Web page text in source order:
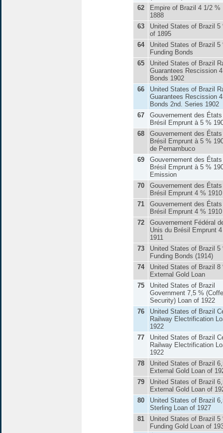
62
Empire of Brazil 4 1/2 %
1888
63
United States of Brazil 5
of 1895
64
United States of Brazil 5
Funding Bonds
65
United States of Brazil
Guarantees Rescission
Bonds 1902
66
United States of Brazil
Guarantees Rescission
Bonds 2nd. Series 1902
67
Gouvernement des
Brésil Emprunt à 5 %
68
Gouvernement des
Brésil Emprunt à 5 %
de Pernambuco
69
Gouvernement des
Brésil Emprunt à 5 %
Emission
70
Gouvernement des
Brésil Emprunt 4 % 1910
71
Gouvernement des
Brésil Emprunt 4 % 1910
72
Gouvernement Fédéral
Unis du Brésil Emprunt
1911
73
United States of Brazil 5
Funding Bonds (1914)
74
United States of Brazil 8
External Gold Loan
75
United States of Brazil
Government 7,5 %
Security) Loan of 1922
76
United States of Brazil
Railway Electrification
1922
77
United States of Brazil
Railway Electrification
1922
78
United States of Brazil
External Gold Loan of
79
United States of Brazil
External Gold Loan of
80
United States of Brazil
Sterling Loan of 1927
81
United States of Brazil 5
Funding Gold Loan of